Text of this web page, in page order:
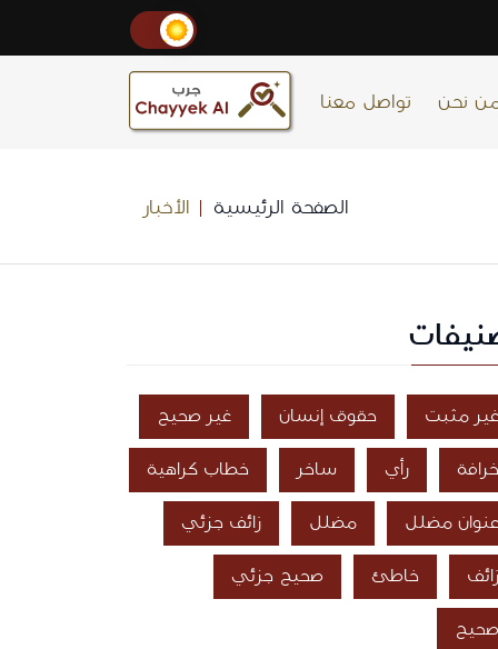
نحن تواصل معنا
الصفحة الرئيسية الأخبار
غير مثبت حقوق إنسان غير صحيح
خرافة رأي ساخر خطاب كراهية
عنوان مضلل مضلل زائف جزئي
زائف خاطئ صحيح جزئي
صحيح